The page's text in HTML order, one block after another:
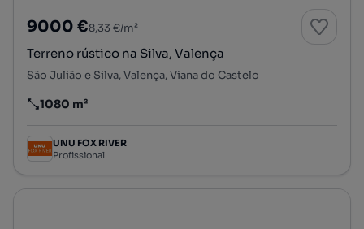
9000 €8,33 €/m²
Terreno rústico na Silva, Valença
São Julião e Silva, Valença, Viana do Castelo
Preço por metro quadrado
1080 m²
UNU FOX RIVER
Profissional